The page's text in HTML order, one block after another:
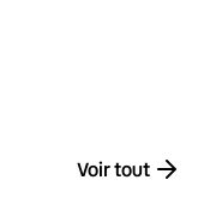
Voir tout